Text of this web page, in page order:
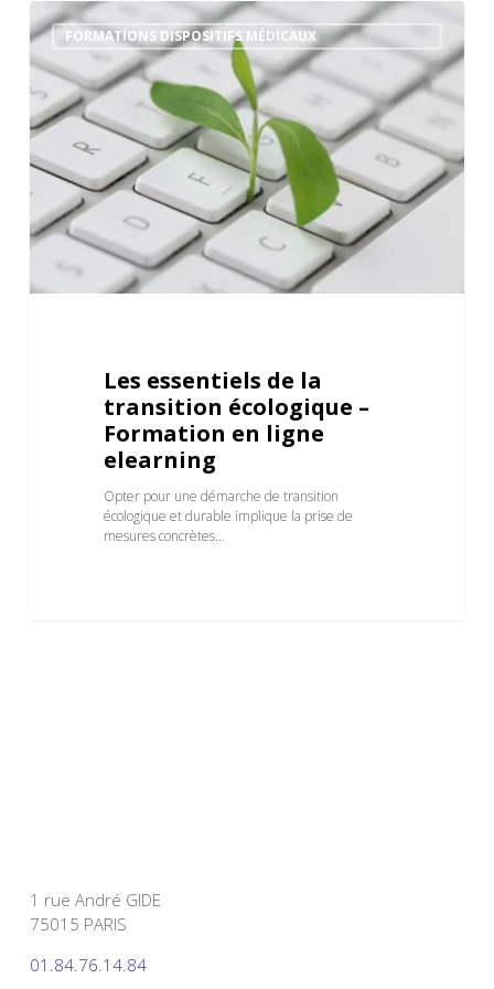
FORMATIONS DISPOSITIFS MÉDICAUX
Les essentiels de la
transition écologique –
Formation en ligne
elearning
Opter pour une démarche de transition
écologique et durable implique la prise de
mesures concrètes…
1 rue André GIDE
75015 PARIS
01.84.76.14.84